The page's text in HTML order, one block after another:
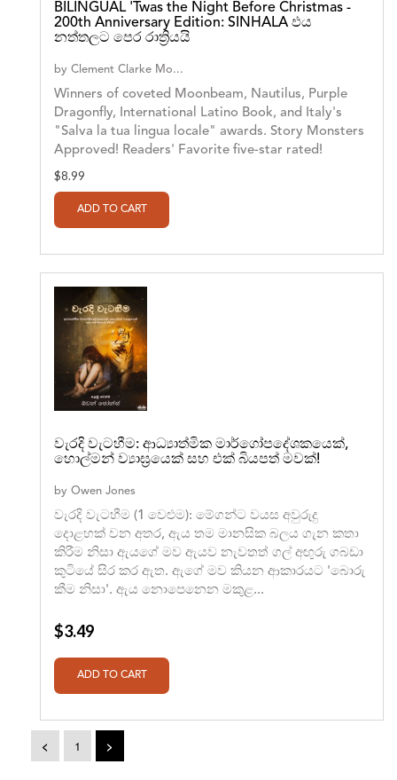
BILINGUAL 'Twas the Night Before Christmas -
200th Anniversary Edition: SINHALA ඵය
නත්තලට පෙර රාත්‍රියයි
by Clement Clarke Mo...
Winners of coveted Moonbeam, Nautilus, Purple
Dragonfly, International Latino Book, and Italy's
"Salva la tua lingua locale" awards. Story Monsters
Approved! Readers' Favorite five-star rated!
$8.99
වැරදි වැටහීම: ආධ්‍යාත්මික මාර්ගෝපදේශකයෙක්,
හොල්මන් ව්‍යාඝ්‍රයෙක් සහ එක් බියපත් මවක්!
by Owen Jones
වැරදි වැටහීම (1 වෙළුම): මේගන්ට වයස අවුරුදු
දොළහක් වන අතර, ඇය තම මානසික බලය ගැන කතා
කිරීම නිසා ඇයගේ මව ඇයව නැවතත් ගල් අඟුරු ගබඩා
කුටියේ සිර කර ඇත. ඇගේ මව කියන ආකාරයට 'බොරු
කීම නිසා'. ඇය නොපෙනෙන මකුළ...
$3.49
< 1 >